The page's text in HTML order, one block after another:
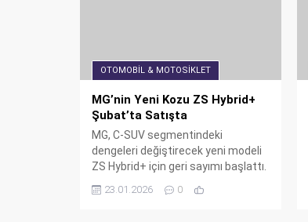
OTOMOBIL & MOTOSIKLET
MG’nin Yeni Kozu ZS Hybrid+
Şubat’ta Satışta
MG, C-SUV segmentindeki
dengeleri değiştirecek yeni modeli
ZS Hybrid+ için geri sayımı başlattı.
ve üstün donanım özellikleriyle
23.01.2026 0